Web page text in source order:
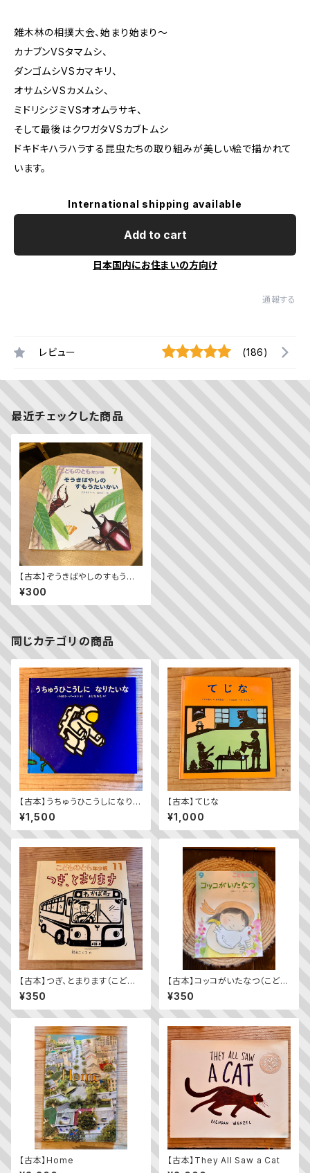
雑木林の相撲大会、始まり始まり〜
カナブンVSタマムシ、
ダンゴムシVSカマキリ、
オサムシVSカメムシ、
ミドリシジミVSオオムラサキ、
そして最後はクワガタVSカブトムシ
ドキドキハラハラする昆虫たちの取り組みが美しい絵で描かれて
います。
International shipping available
Add to cart
日本国内にお住まいの方向け
通報する
レビュー (186)
最近チェックした商品
【古本】ぞうきばやしのすもうた
いかい（こどものとも年少版 2
012年7月号）
¥300
同じカテゴリの商品
【古本】うちゅうひこうしになりた
いな
¥1,500
【古本】てじな
¥1,000
【古本】つぎ、とまります（こども
のとも年少版 2009年11月
号）（第392号）
¥350
【古本】コッコがいたなつ（こども
のとも2023年9月号）
¥350
【古本】Home 【古本】They All Saw a Cat